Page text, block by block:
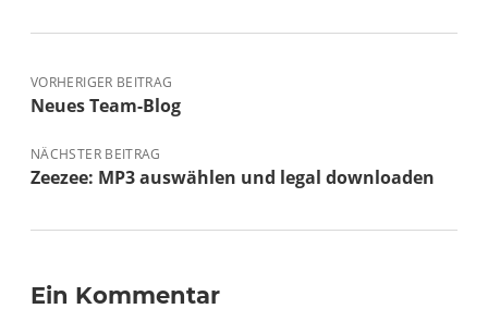
VORHERIGER BEITRAG
Neues Team-Blog
NÄCHSTER BEITRAG
Zeezee: MP3 auswählen und legal downloaden
Ein Kommentar